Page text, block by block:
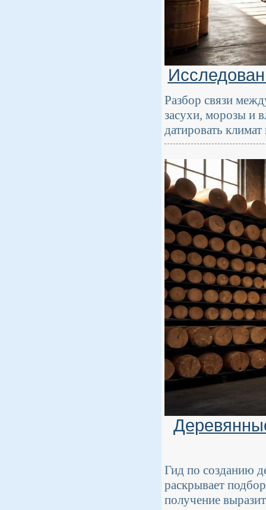
Разбор связи
засухи, морозы и
датировать
Гид по созданию
раскрывает
получение